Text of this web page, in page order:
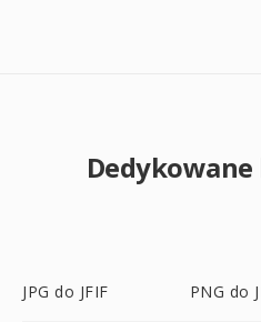
JPG do JFIF PNG do